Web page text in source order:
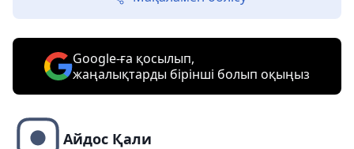
Google-ға қосылып,
жаңалықтарды бірінші болып оқыңыз
Айдос Қали